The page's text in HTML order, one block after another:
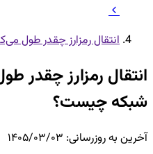
انتقال رمزارز چقدر طول
انتقال رمزارز چقدر
شبکه چیست؟
آخرین به روزرسانی: ۱۴۰۵/۰۳/۰۳